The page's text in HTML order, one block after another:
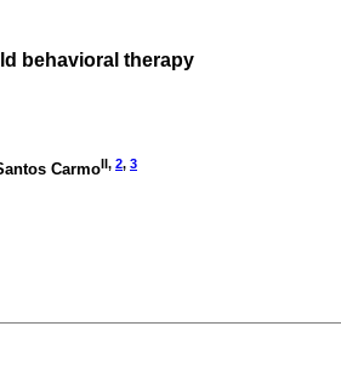
behavioral therapy
CarmoII, 2, 3